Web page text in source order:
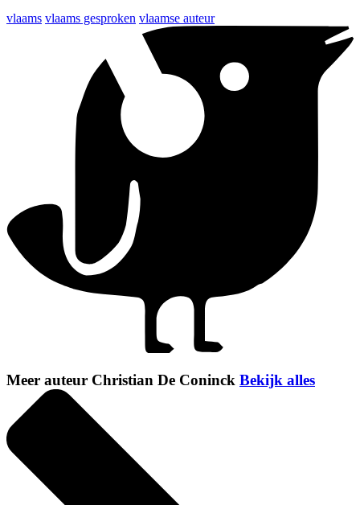
vlaams vlaams gesproken vlaamse auteur
Meer auteur Christian De Coninck Bekijk alles